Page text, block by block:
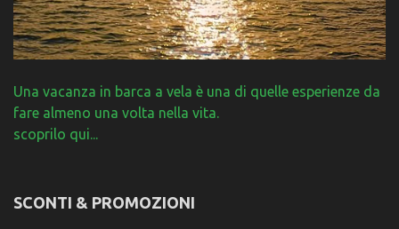
Una vacanza in barca a vela è una di quelle esperienze da
fare almeno una volta nella vita.
scoprilo qui...
SCONTI & PROMOZIONI